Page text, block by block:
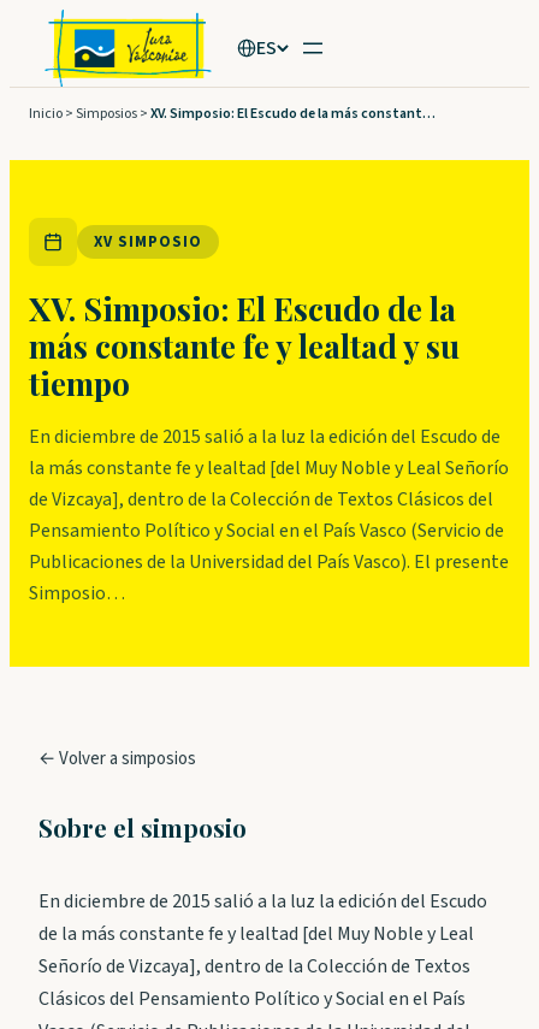
Saltar
contenido
ES
Inicio>Simposios> XV. Simposio: El Escudo de la más constante fe y lealtad y su tiempo
XV SIMPOSIO
XV. Simposio: El Escudo de la
más constante fe y lealtad y su
tiempo
En diciembre de 2015 salió a la luz la edición del Escudo de
la más constante fe y lealtad [del Muy Noble y Leal Señorío
de Vizcaya], dentro de la Colección de Textos Clásicos del
Pensamiento Político y Social en el País Vasco (Servicio de
Publicaciones de la Universidad del País Vasco). El presente
Simposio…
← Volver a simposios
Sobre el simposio
En diciembre de 2015 salió a la luz la edición del Escudo
de la más constante fe y lealtad [del Muy Noble y Leal
Señorío de Vizcaya], dentro de la Colección de Textos
Clásicos del Pensamiento Político y Social en el País